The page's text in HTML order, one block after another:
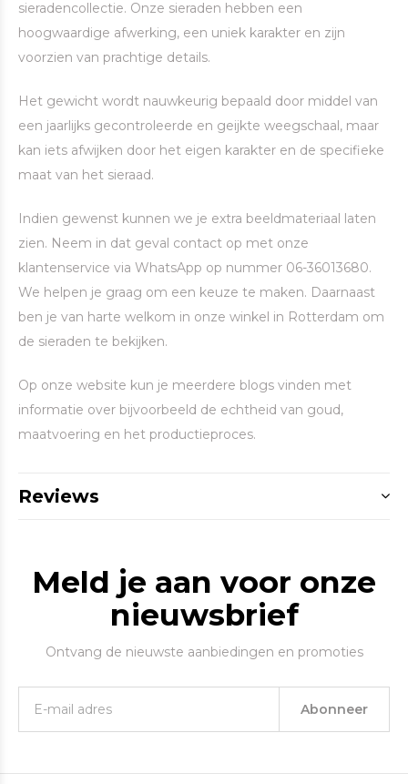
sieradencollectie. Onze sieraden hebben een
hoogwaardige afwerking, een uniek karakter en zijn
voorzien van prachtige details.
Het gewicht wordt nauwkeurig bepaald door middel van
een jaarlijks gecontroleerde en geijkte weegschaal, maar
kan iets afwijken door het eigen karakter en de specifieke
maat van het sieraad.
Indien gewenst kunnen we je extra beeldmateriaal laten
zien. Neem in dat geval contact op met onze
klantenservice via WhatsApp op nummer 06-36013680.
We helpen je graag om een keuze te maken. Daarnaast
ben je van harte welkom in onze winkel in Rotterdam om
de sieraden te bekijken.
Op onze website kun je meerdere blogs vinden met
informatie over bijvoorbeeld de echtheid van goud,
maatvoering en het productieproces.
Reviews
Meld je aan voor onze
nieuwsbrief
Ontvang de nieuwste aanbiedingen en promoties
Abonneer